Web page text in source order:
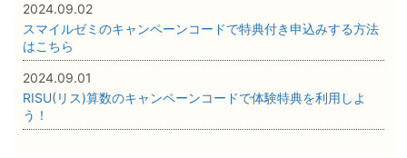
2024.09.02
スマイルゼミのキャンペーンコードで特典付き申込みする方法
はこちら
2024.09.01
RISU(リス)算数のキャンペーンコードで体験特典を利用しよ
う！